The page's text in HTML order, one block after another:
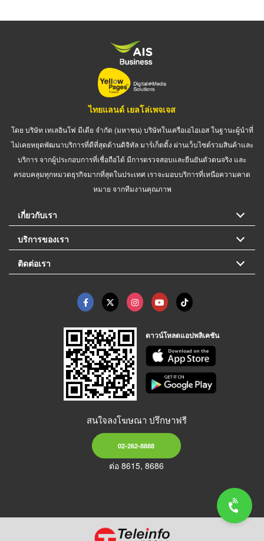
ไทยแลนด์ เยลโล่เพจเจส
โดย บริษัท เทเลอินโฟ มีเดีย จำกัด (มหาชน) บริษัทในเครือเอไอเอส ในฐานะผู้นำที่
ไม่เคยหยุดพัฒนาบริการที่ดีที่สุดด้านดิจิทัล มาร์เก็ตติ้ง ผ่านเว็บไซต์รวมสินค้าและ
บริการ จากผู้ประกอบการที่เชื่อถือได้ มีการตรวจสอบและยืนยันตัวตนจริง และ
ครอบคลุมทุกหมวดธุรกิจมากที่สุดในประเทศ เราจะมอบบริการที่เหนือความคาด
หมาย จากทีมงานคุณภาพ
เกี่ยวกับเรา
บริการของเรา
ติดต่อเรา
ดาวน์โหลดแอปพลิเคชัน
สนใจลงโฆษณา ปรึกษาฟรี
02-262-8888
ต่อ 8615, 8686